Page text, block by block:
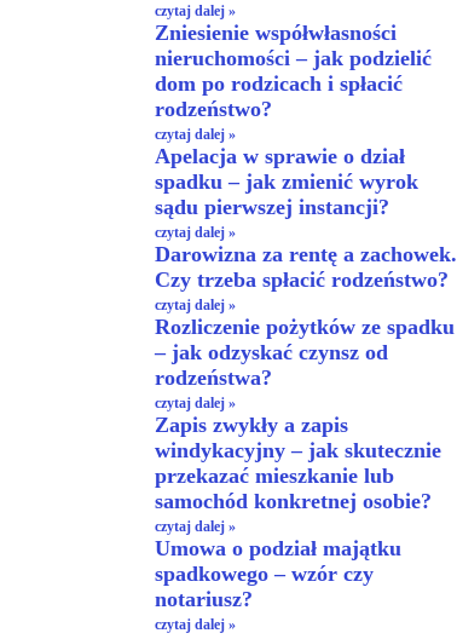
czytaj dalej »
Zniesienie współwłasności
nieruchomości – jak podzielić
dom po rodzicach i spłacić
rodzeństwo?
czytaj dalej »
Apelacja w sprawie o dział
spadku – jak zmienić wyrok
sądu pierwszej instancji?
czytaj dalej »
Darowizna za rentę a zachowek.
Czy trzeba spłacić rodzeństwo?
czytaj dalej »
Rozliczenie pożytków ze spadku
– jak odzyskać czynsz od
rodzeństwa?
czytaj dalej »
Zapis zwykły a zapis
windykacyjny – jak skutecznie
przekazać mieszkanie lub
samochód konkretnej osobie?
czytaj dalej »
Umowa o podział majątku
spadkowego – wzór czy
notariusz?
czytaj dalej »